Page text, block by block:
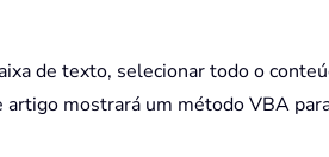
de texto, selecionar todo o
artigo mostrará um método VBA